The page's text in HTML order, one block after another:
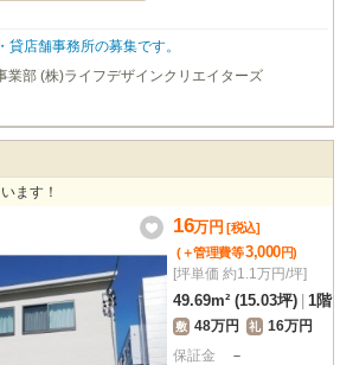
店舗事務所の募集です。
業部 (株)ライフデザインクリエイターズ
ます！
16万円 [税込]
(＋管理費等3,000円)
[坪単価 約1.1万円/坪]
49.69m² (15.03坪) 1階
敷 48万円 礼 16万円
保証金
－